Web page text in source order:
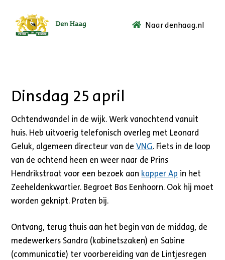
Ga
Naar denhaag.nl
Dinsdag 25 april
Ochtendwandel in de wijk. Werk vanochtend vanuit
huis. Heb uitvoerig telefonisch overleg met Leonard
Geluk, algemeen directeur van deVNG. Fiets in de loop
van de ochtend heen en weer naar de Prins
Hendrikstraat voor een bezoek aan kapper Ap in het
Zeeheldenkwartier. Begroet Bas Eenhoorn. Ook hij moet
worden geknipt. Praten bij.
Ontvang, terug thuis aan het begin van de middag, de
medewerkers Sandra (kabinetszaken) en Sabine
(communicatie) ter voorbereiding van de Lintjesregen